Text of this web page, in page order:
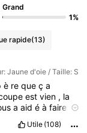
Grand
1%
rapide(13)
Jaune d'oie / Taille: S
è re que ç a
estvien , la
aaidéàfaire
lesprochains
Utile (108)